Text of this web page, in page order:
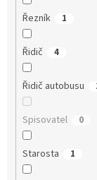
Řezník 1
Řidič 4
Řidič autobusu
Spisovatel 0
Starosta 1